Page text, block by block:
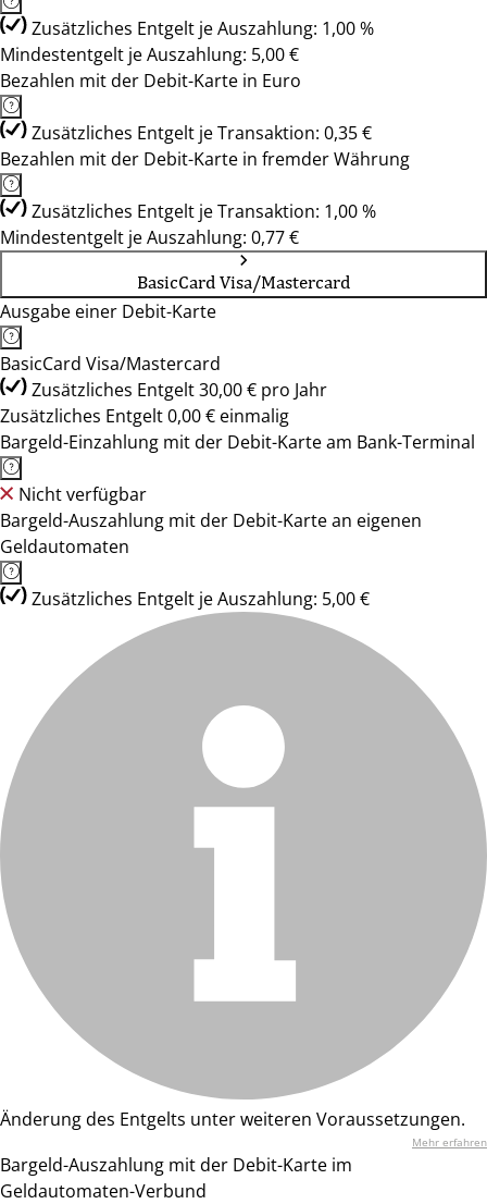
Zusätzliches Entgelt je Auszahlung: 1,00 %
Mindestentgelt je Auszahlung: 5,00 €
Bezahlen mit der Debit-Karte in Euro
Zusätzliches Entgelt je Transaktion: 0,35 €
Bezahlen mit der Debit-Karte in fremder Währung
Zusätzliches Entgelt je Transaktion: 1,00 %
Mindestentgelt je Auszahlung: 0,77 €
BasicCard Visa/Mastercard
Ausgabe einer Debit-Karte
BasicCard Visa/Mastercard
Zusätzliches Entgelt 30,00 € pro Jahr
Zusätzliches Entgelt 0,00 € einmalig
Bargeld-Einzahlung mit der Debit-Karte am Bank-Terminal
Nicht verfügbar
Bargeld-Auszahlung mit der Debit-Karte an eigenen
Geldautomaten
Zusätzliches Entgelt je Auszahlung: 5,00 €
Änderung des Entgelts unter weiteren Voraussetzungen.
Mehr erfahren
Bargeld-Auszahlung mit der Debit-Karte im
Geldautomaten-Verbund